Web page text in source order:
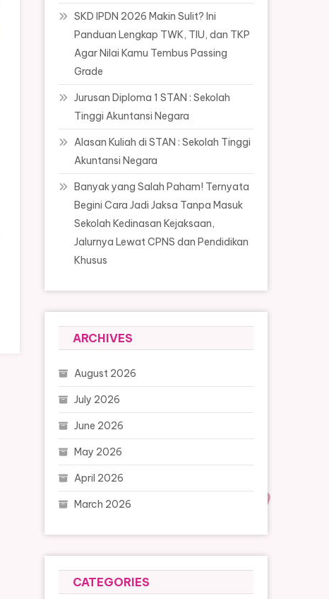
SKD IPDN 2026 Makin Sulit? Ini
Panduan Lengkap TWK, TIU, dan TKP
Agar Nilai Kamu Tembus Passing
Grade
Jurusan Diploma 1 STAN : Sekolah
Tinggi Akuntansi Negara
Alasan Kuliah di STAN : Sekolah Tinggi
Akuntansi Negara
Banyak yang Salah Paham! Ternyata
Begini Cara Jadi Jaksa Tanpa Masuk
Sekolah Kedinasan Kejaksaan,
Jalurnya Lewat CPNS dan Pendidikan
Khusus
ARCHIVES
August 2026
July 2026
June 2026
May 2026
April 2026
March 2026
CATEGORIES